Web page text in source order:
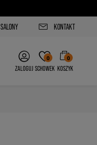
SALONY KONTAKT
ZALOGUJ
0
SCHOWEK
0
KOSZYK